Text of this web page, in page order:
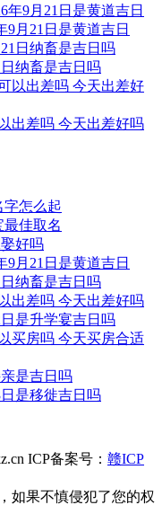
六戊 雷兵 司命 右弼
求财 出行 嫁娶 进人
日破
地兵 青龙 日禄 金星
赴任 出行 求财 见贵
三合 福星 明星 武曲
交易 安床 祭祀
寅 天刑 路空 禄贵
9月21日是黄道吉日
纳畜是吉日吗
出差吗 今天出差好吗
字怎么起
最佳取名
好吗
9月21日是黄道吉日
纳畜是吉日吗
出差吗 今天出差好吗
是升学宴吉日吗
买房吗 今天买房合适
是吉日吗
是移徙吉日吗
ICP备案号： 赣ICP
如果不慎侵犯了您的权